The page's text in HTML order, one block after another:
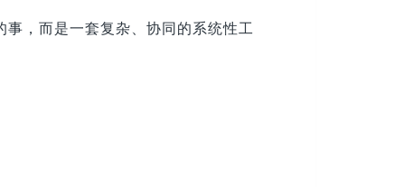
，而是一套复杂、协同的系统性工